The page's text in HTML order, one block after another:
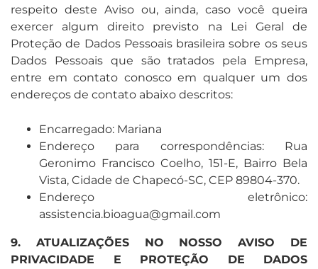
respeito deste Aviso ou, ainda, caso você queira
exercer algum direito previsto na Lei Geral de
Proteção de Dados Pessoais brasileira sobre os seus
Dados Pessoais que são tratados pela Empresa,
entre em contato conosco em qualquer um dos
endereços de contato abaixo descritos:
Encarregado: Mariana
Endereço para correspondências: Rua
Geronimo Francisco Coelho, 151-E, Bairro Bela
Vista, Cidade de Chapecó-SC, CEP 89804-370.
Endereço eletrônico:
assistencia.bioagua@gmail.com
9. ATUALIZAÇÕES NO NOSSO AVISO DE
PRIVACIDADE E PROTEÇÃO DE DADOS